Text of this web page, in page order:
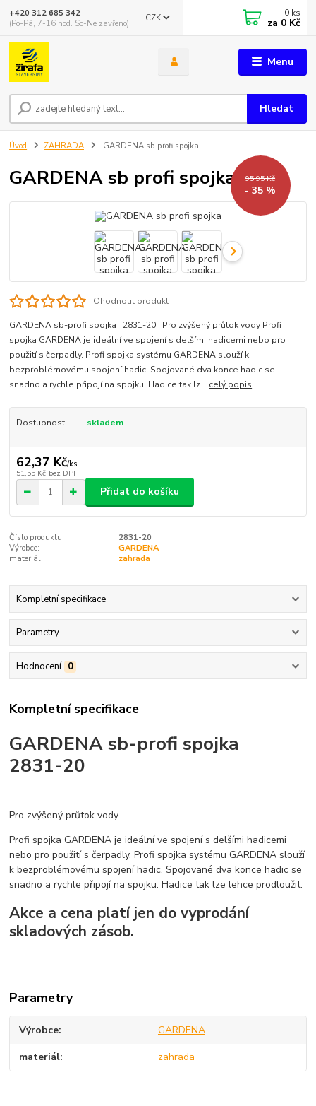
Menu
CZK
Hledat
+420 312 685 342
(Po-Pá, 7-16 hod. So-Ne zavřeno)
0 ks
za 0 Kč
Úvod ZAHRADA GARDENA sb profi spojka
GARDENA sb profi spojka 95,95 Kč
- 35 %
Ohodnotit produkt
GARDENA sb-profi spojka 2831-20 Pro zvýšený průtok vody Profi
spojka GARDENA je ideální ve spojení s delšími hadicemi nebo pro
použití s čerpadly. Profi spojka systému GARDENA slouží k
bezproblémovému spojení hadic. Spojované dva konce hadic se
snadno a rychle připojí na spojku. Hadice tak lz... celý popis
Dostupnost skladem
62,37 Kč/ks
51,55 Kč bez DPH
Přidat do košíku
Číslo produktu:
2831-20
Výrobce:
GARDENA
materiál:
zahrada
Kompletní specifikace
Parametry
Hodnocení 0
Kompletní specifikace
GARDENA sb-profi spojka
2831-20
Pro zvýšený průtok vody
Profi spojka GARDENA je ideální ve spojení s delšími hadicemi
nebo pro použití s čerpadly. Profi spojka systému GARDENA slouží
k bezproblémovému spojení hadic. Spojované dva konce hadic se
snadno a rychle připojí na spojku. Hadice tak lze lehce prodloužit.
Akce a cena platí jen do vyprodání
skladových zásob.
Parametry
Výrobce GARDENA
materiál zahrada